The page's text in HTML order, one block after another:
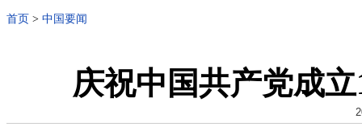
首页 > 中国要闻
庆祝中国共产党成